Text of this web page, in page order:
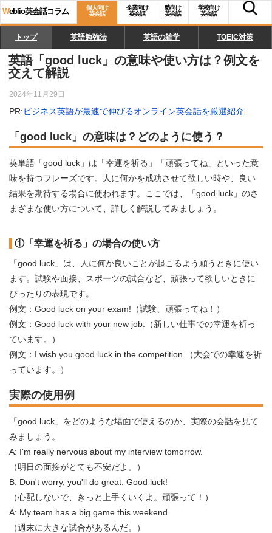
Weblio英会話コラム
個人向け
英会話
企業向け
英会話
塾向け
英会話
学校向け
英会話
トップ 英語勉強法 英語の雑学 TOEIC対策
英語「good luck」の意味や使い方は？例文を
交えて解説
2024年11月29日
PR:ビジネス英語が最速で伸びるオンライン英会話を厳選紹介
「good luck」の意味は？どのように使う？
英単語「good luck」は「幸運を祈る」「頑張ってね」といった意
味を持つフレーズです。人に何かを成功させて欲しい時や、良い
結果を期待する場合に使われます。ここでは、「good luck」のさ
まざまな使い方について、詳しく解説してみましょう。
①「幸運を祈る」の場合の使い方
「good luck」は、人に何か良いことが起こるよう願うときに使い
ます。試験や面接、スポーツの試合など、頑張って欲しいときに
ぴったりの表現です。
例文：Good luck on your exam!（試験、頑張ってね！）
例文：Good luck with your new job.（新しい仕事での幸運を祈っ
ています。）
例文：I wish you good luck in the competition.（大会での幸運を祈
っています。）
実際の使用例
「good luck」をどのような場面で使えるのか、実際の会話を見て
みましょう。
A: I'm really nervous about my interview tomorrow.
（明日の面接がとても不安だよ。）
B: Don't worry, you'll do great. Good luck!
（心配しないで、きっと上手くいくよ。頑張って！）
A: My team has a big game this weekend.
（週末に大きな試合があるんだ。）